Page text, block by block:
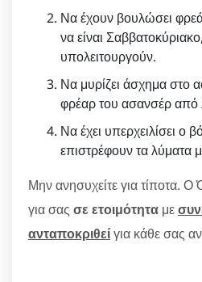
Να έχουν βουλώσει
να είναι
υπολειτουργούν.
Να μυρίζει άσχημα στο
φρέαρ του ασανσέρ από
Να έχει υπερχειλίσει ο
επιστρέφουν τα λύματα
Μην ανησυχείτε για τίποτα. Ο
για σας σε ετοιμότητα με
ανταποκριθείγια κάθε σας